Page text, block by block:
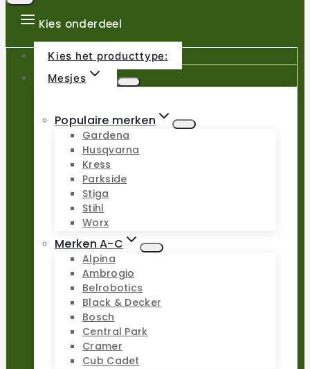
Kies onderdeel
Kies het producttype:
Mesjes
Populaire merken
Gardena
Husqvarna
Kress
Parkside
Stiga
Stihl
Worx
Merken A-C
Alpina
Ambrogio
Belrobotics
Black & Decker
Bosch
Central Park
Cramer
Cub Cadet